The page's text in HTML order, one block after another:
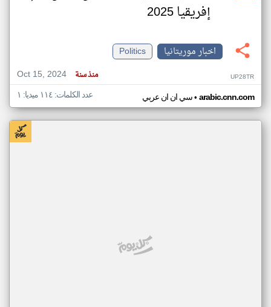
إفريقيا 2025
اخبار موريتانيا
Politics
Oct 15, 2024
منذ سنة UP28TR
سي ان ان عربي• arabic.cnn.com عدد الكلمات: ١١٤ ميديا: ١